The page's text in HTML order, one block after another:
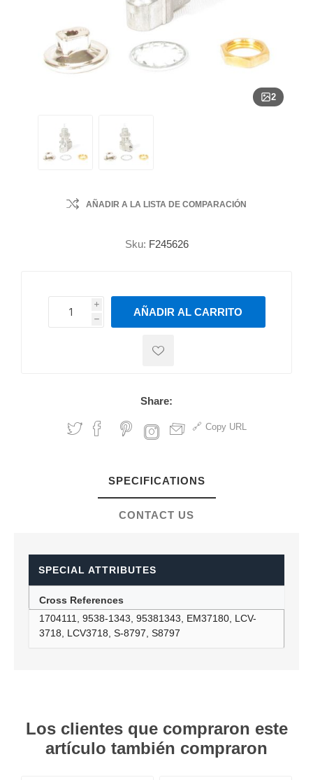
2
AÑADIR A LA LISTA DE COMPARACIÓN
Sku: F245626
i
h
h
AÑADIR AL CARRITO
Share:
Copy URL
SPECIFICATIONS
CONTACT US
SPECIAL ATTRIBUTES
Cross References
1704111, 9538-1343, 95381343, EM37180, LCV-
3718, LCV3718, S-8797, S8797
Los clientes que compraron este
artículo también compraron